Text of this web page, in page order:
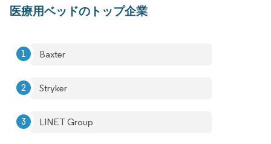
医療用ベッドのトップ企業
Baxter
Stryker
LINET Group